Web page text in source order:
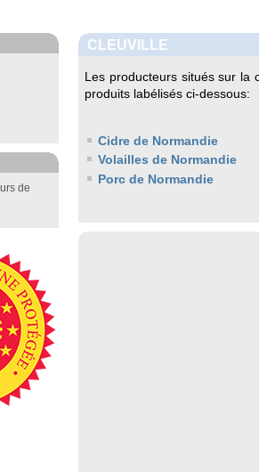
de
CLEUVILLE
Les producteurs situés sur la
produits labélisés ci-dessous:
Cidre de Normandie
Volailles de Normandie
Porc de Normandie